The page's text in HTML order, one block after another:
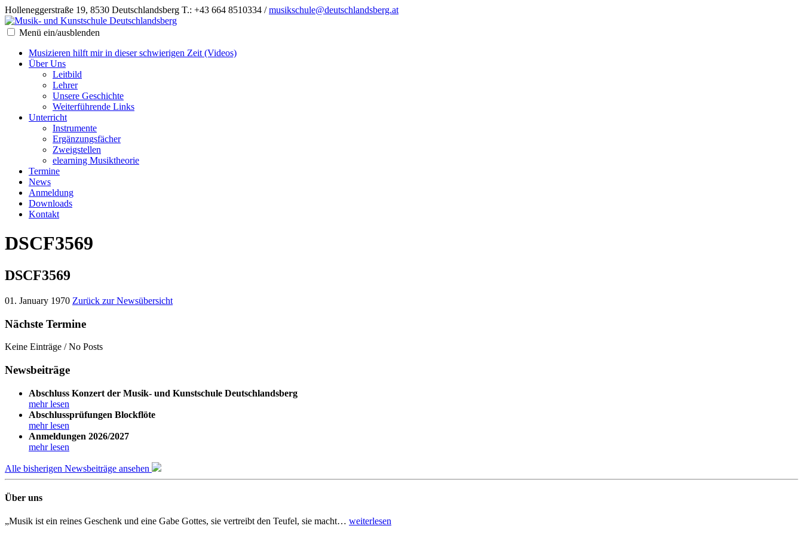
Holleneggerstraße 19, 8530 Deutschlandsberg T.: +43 664 8510334 /musikschule@deutschlandsberg.at
Menü ein/ausblenden
Musizieren hilft mir in dieser schwierigen Zeit (Videos)
Über Uns
Leitbild
Lehrer
Unsere Geschichte
Weiterführende Links
Unterricht
Instrumente
Ergänzungsfächer
Zweigstellen
elearning Musiktheorie
Termine
News
Anmeldung
Downloads
Kontakt
DSCF3569
DSCF3569
01. January 1970 Zurück zur Newsübersicht
Nächste Termine
Keine Einträge / No Posts
Newsbeiträge
Abschluss Konzert der Musik- und Kunstschule Deutschlandsberg
mehr lesen
Abschlussprüfungen Blockflöte
mehr lesen
Anmeldungen 2026/2027
mehr lesen
Alle bisherigen Newsbeiträge ansehen
Über uns
„Musik ist ein reines Geschenk und eine Gabe Gottes, sie vertreibt den Teufel, sie macht… weiterlesen